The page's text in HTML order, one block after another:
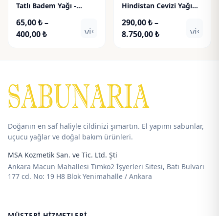
Tatlı Badem Yağı -
65,00₺–
400,00₺Fiyat
visibility
Hindistan Cevizi Yağı
290,00₺–
8.750,00₺Fiyat
Doğanın en saf haliyle cildinizi şımartın. El yapımı sabunlar,
uçucu yağlar ve doğal bakım ürünleri.
MSA Kozmetik San. ve Tic. Ltd. Şti
Ankara Macun Mahallesi Timko2 İşyerleri Sitesi, Batı Bulvarı
177 cd. No: 19 H8 Blok Yenimahalle / Ankara